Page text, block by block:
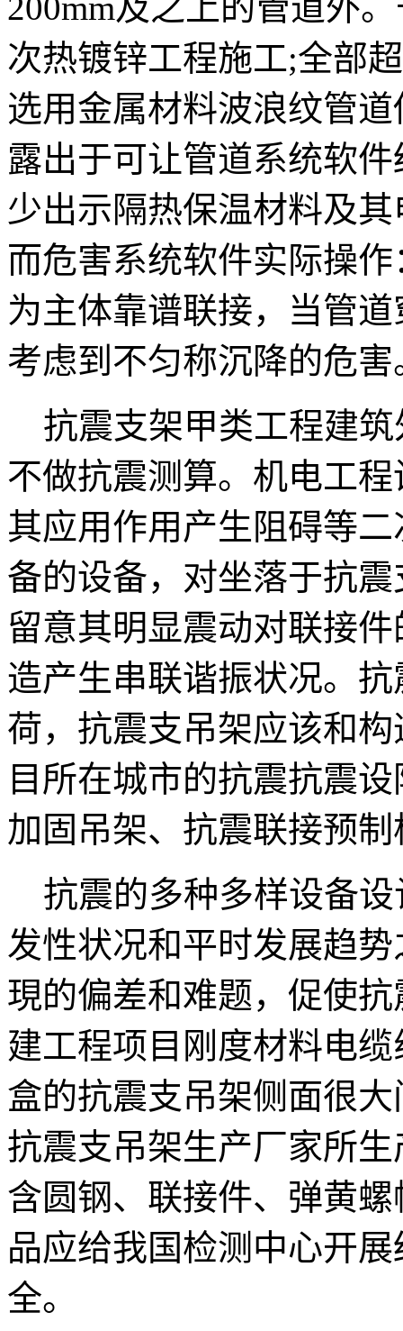
次热镀锌工程施工;全部
选用金属材料波浪纹管
露出于可让管道系统软
少出示隔热保温材料及
而危害系统软件实际操
为主体靠谱联接，当管
考虑到不匀称沉降的危害
抗震支架甲类工程建筑
不做抗震测算。机电工
其应用作用产生阻碍等
备的设备，对坐落于抗
留意其明显震动对联接
造产生串联谐振状况。
荷，抗震支吊架应该和
目所在城市的抗震抗震
加固吊架、抗震联接预
抗震的多种多样设备设
发性状况和平时发展趋
現的偏差和难题，促使
建工程项目刚度材料电
盒的抗震支吊架侧面很
抗震支吊架生产厂家所
含圆钢、联接件、弹黄
品应给我国检测中心开
全。